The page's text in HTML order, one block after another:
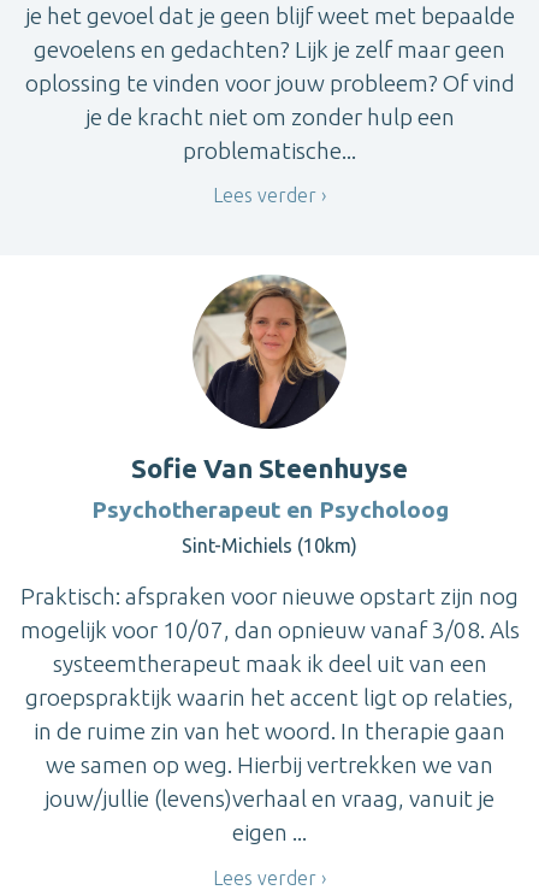
je het gevoel dat je geen blijf weet met bepaalde
gevoelens en gedachten? Lijk je zelf maar geen
oplossing te vinden voor jouw probleem? Of vind
je de kracht niet om zonder hulp een
problematische...
Lees verder
Sofie Van Steenhuyse
Psychotherapeut en Psycholoog
Sint-Michiels (10km)
Praktisch: afspraken voor nieuwe opstart zijn nog
mogelijk voor 10/07, dan opnieuw vanaf 3/08. Als
systeemtherapeut maak ik deel uit van een
groepspraktijk waarin het accent ligt op relaties,
in de ruime zin van het woord. In therapie gaan
we samen op weg. Hierbij vertrekken we van
jouw/jullie (levens)verhaal en vraag, vanuit je
eigen ...
Lees verder